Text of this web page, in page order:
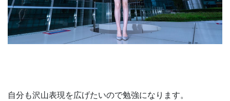
自分も沢山表現を広げたいので勉強になります。